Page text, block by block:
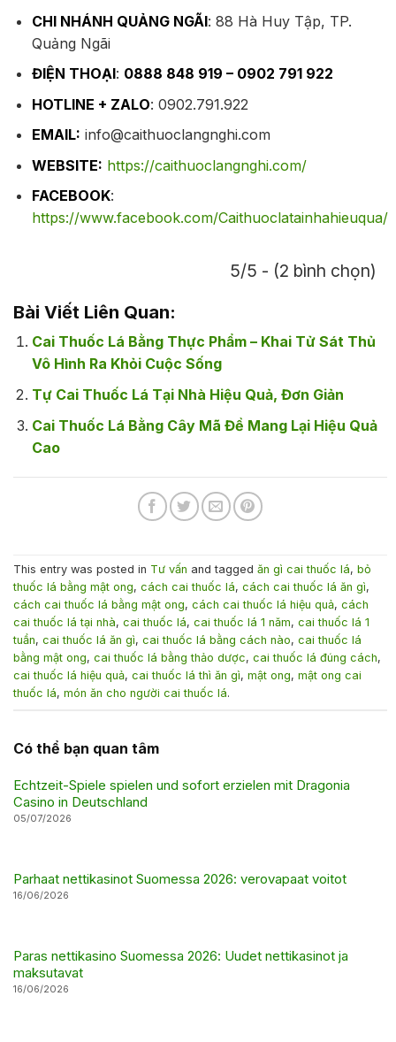
CHI NHÁNH QUẢNG NGÃI: 88 Hà Huy Tập, TP.
Quảng Ngãi
ĐIỆN THOẠI: 0888 848 919 – 0902 791 922
HOTLINE + ZALO: 0902.791.922
EMAIL: info@caithuoclangnghi.com
WEBSITE: https://caithuoclangnghi.com/
FACEBOOK:
https://www.facebook.com/Caithuoclatainhahieuqua/
5/5 - (2 bình chọn)
Bài Viết Liên Quan:
Cai Thuốc Lá Bằng Thực Phẩm – Khai Tử Sát Thủ
Vô Hình Ra Khỏi Cuộc Sống
Tự Cai Thuốc Lá Tại Nhà Hiệu Quả, Đơn Giản
Cai Thuốc Lá Bằng Cây Mã Đề Mang Lại Hiệu Quả
Cao
This entry was posted in Tư vấn and tagged ăn gì cai thuốc lá, bỏ
thuốc lá bằng mật ong, cách cai thuốc lá, cách cai thuốc lá ăn gì,
cách cai thuốc lá bằng mật ong, cách cai thuốc lá hiệu quả, cách
cai thuốc lá tại nhà, cai thuốc lá, cai thuốc lá 1 năm, cai thuốc lá 1
tuần, cai thuốc lá ăn gì, cai thuốc lá bằng cách nào, cai thuốc lá
bằng mật ong, cai thuốc lá bằng thảo dược, cai thuốc lá đúng cách,
cai thuốc lá hiệu quả, cai thuốc lá thì ăn gì, mật ong, mật ong cai
thuốc lá, món ăn cho người cai thuốc lá.
Có thể bạn quan tâm
Echtzeit-Spiele spielen und sofort erzielen mit Dragonia
Casino in Deutschland
05/07/2026
Parhaat nettikasinot Suomessa 2026: verovapaat voitot
16/06/2026
Paras nettikasino Suomessa 2026: Uudet nettikasinot ja
maksutavat
16/06/2026